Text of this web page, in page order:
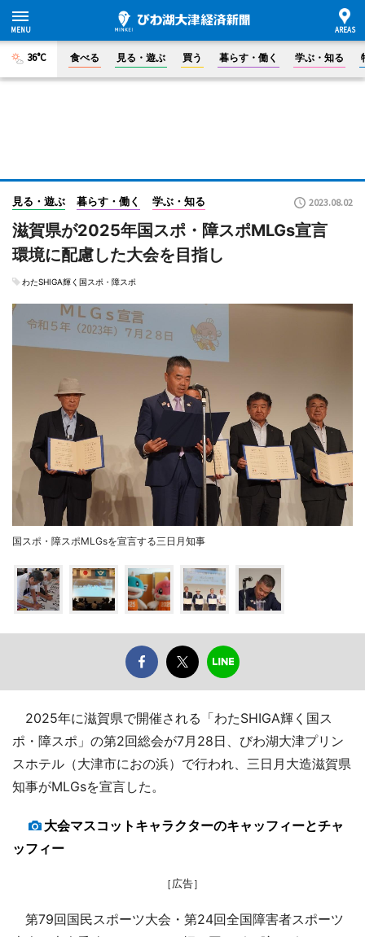
36°C 食べる 見る・遊ぶ 買う 暮らす・働く 学ぶ・知る
見る・遊ぶ 暮らす・働く 学ぶ・知る 2023.08.02
滋賀県が2025年国スポ・障スポMLGs宣言
環境に配慮した大会を目指し
わたSHIGA輝く国スポ・障スポ
国スポ・障スポMLGsを宣言する三日月知事
2025年に滋賀県で開催される「わたSHIGA輝く国ス
ポ・障スポ」の第2回総会が7月28日、びわ湖大津プリン
スホテル（大津市におの浜）で行われ、三日月大造滋賀県
知事がMLGsを宣言した。
大会マスコットキャラクターのキャッフィーとチャ
ッフィー
［広告］
第79回国民スポーツ大会・第24回全国障害者スポーツ